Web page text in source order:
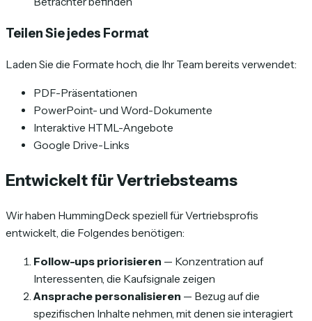
Teilen Sie jedes Format
Laden Sie die Formate hoch, die Ihr Team bereits verwendet:
PDF-Präsentationen
PowerPoint- und Word-Dokumente
Interaktive HTML-Angebote
Google Drive-Links
Entwickelt für Vertriebsteams
Wir haben HummingDeck speziell für Vertriebsprofis
entwickelt, die Folgendes benötigen:
Follow-ups priorisieren — Konzentration auf
Interessenten, die Kaufsignale zeigen
Ansprache personalisieren — Bezug auf die
spezifischen Inhalte nehmen, mit denen sie interagiert